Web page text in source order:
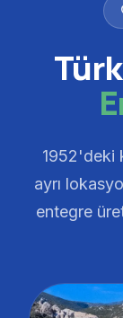
1952'deki
ayrı
entegre